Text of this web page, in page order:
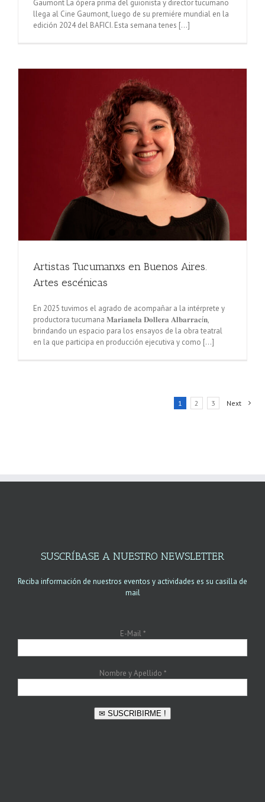
Gaumont La ópera prima del guionista y director tucumano
llega al Cine Gaumont, luego de su premiére mundial en la
edición 2024 del BAFICI. Esta semana tenes [...]
Artistas Tucumanxs en Buenos Aires.
Artes escénicas
En 2025 tuvimos el agrado de acompañar a la intérprete y
productora tucumana 𝐌𝐚𝐫𝐢𝐚𝐧𝐞𝐥𝐚 𝐃𝐨𝐥𝐥𝐞𝐫𝐚 𝐀𝐥𝐛𝐚𝐫𝐫𝐚𝐜í𝐧,
brindando un espacio para los ensayos de la obra teatral
en la que participa en producción ejecutiva y como [...]
1 2 3 Next
SUSCRÍBASE A NUESTRO NEWSLETTER
Reciba información de nuestros eventos y actividades es su casilla de
mail
E-Mail*
Nombre y Apellido *
✉ SUSCRIBIRME !